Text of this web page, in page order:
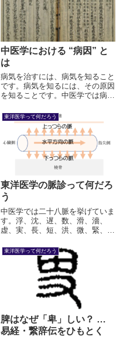
中医学における “病因” と
は
病気を治すには、病気を知ること
です。病気を知るには、その原因
を知ることです。中医学では病因
か。まず、外感と内傷に大別しま
す。内傷は、五志七情・飲食・労
逸が主なものです。病理産物 (痰
湿・瘀血など) も重要です。
東洋医学って何だろう
東洋医学の脈診って何だろ
う
中医学では二十八脈を挙げていま
す。浮、沈、遅、数、滑、濇、
虚、実、長、短、洪、微、緊、
散、細、伏、動、促、結、代、大
（or疾）のことです。一見複雑で
すが浮沈・遅数・大細・長短とい
う陰陽から、細分化して行きま
東洋医学って何だろう
脾はなぜ「卑」しい？ …
易経・繋辞伝をひもとく